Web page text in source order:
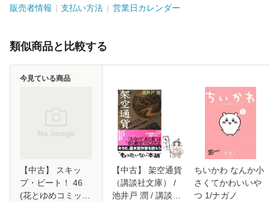
販売者情報 支払い方法 営業日カレンダー
類似商品と比較する
【中古】 スキッ
プ・ビート！ 46
(花とゆめコミック
今見ている商品
【中古】 架空通貨
（講談社文庫） /
池井戸 潤 / 講談社
ちいかわ なんか小
さくてかわいいや
つ 1/ナガノ